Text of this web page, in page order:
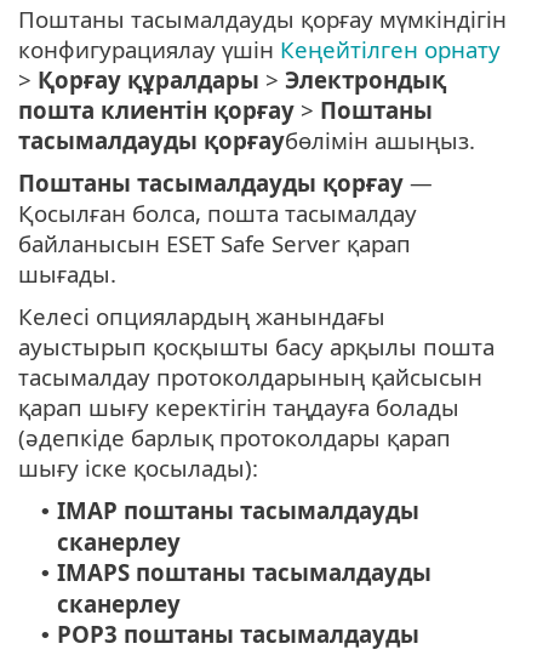
Поштаны тасымалдауды қорғау мүмкіндігін
конфигурациялау үшін Кеңейтілген орнату
> Қорғау құралдары > Электрондық
пошта клиентін қорғау > Поштаны
тасымалдауды қорғаубөлімін ашыңыз.
Поштаны тасымалдауды қорғау —
Қосылған болса, пошта тасымалдау
байланысын ESET Safe Server қарап
шығады.
Келесі опциялардың жанындағы
ауыстырып қосқышты басу арқылы пошта
тасымалдау протоколдарының қайсысын
қарап шығу керектігін таңдауға болады
(әдепкіде барлық протоколдары қарап
шығу іске қосылады):
• IMAP поштаны тасымалдауды
сканерлеу
• IMAPS поштаны тасымалдауды
сканерлеу
• POP3 поштаны тасымалдауды